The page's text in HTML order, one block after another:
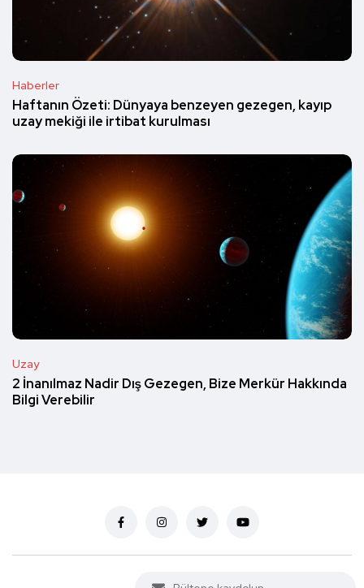
Haberler
Haftanın Özeti: Dünyaya benzeyen gezegen, kayıp
uzay mekiği ile irtibat kurulması
Uzay
2 İnanılmaz Nadir Dış Gezegen, Bize Merkür Hakkında
Bilgi Verebilir